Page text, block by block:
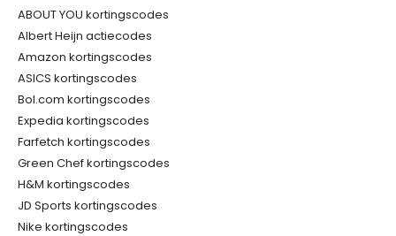
ABOUT YOU kortingscodes
Albert Heijn actiecodes
Amazon kortingscodes
ASICS kortingscodes
Bol.com kortingscodes
Expedia kortingscodes
Farfetch kortingscodes
Green Chef kortingscodes
H&M kortingscodes
JD Sports kortingscodes
Nike kortingscodes